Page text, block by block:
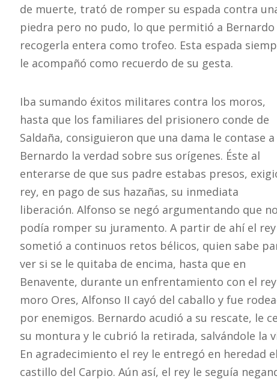
de muerte, trató de romper su espada contra
piedra pero no pudo, lo que permitió a Bernardo
recogerla entera como trofeo. Esta espada
le acompañó como recuerdo de su gesta.
Iba sumando éxitos militares contra los moros,
hasta que los familiares del prisionero conde de
Saldaña, consiguieron que una dama le contase a
Bernardo la verdad sobre sus orígenes. Éste al
enterarse de que sus padre estabas presos,
rey, en pago de sus hazañas, su inmediata
liberación. Alfonso se negó argumentando que no
podía romper su juramento. A partir de ahí el
sometió a continuos retos bélicos, quien sabe
ver si se le quitaba de encima, hasta que en
Benavente, durante un enfrentamiento con el rey
moro Ores, Alfonso II cayó del caballo y fue
por enemigos. Bernardo acudió a su rescate, le
su montura y le cubrió la retirada, salvándole la
En agradecimiento el rey le entregó en heredad el
castillo del Carpio. Aún así, el rey le seguía